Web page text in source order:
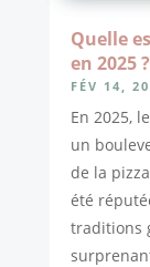
Quelle
en 2025 ?
FÉV 14,
En 2025,
un
de la
été
traditions